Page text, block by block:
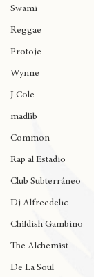
Logic
Swami
Reggae
Protoje
Wynne
J Cole
madlib
Common
Rap al Estadio
Club Subterráneo
Dj Alfreedelic
Childish Gambino
The Alchemist